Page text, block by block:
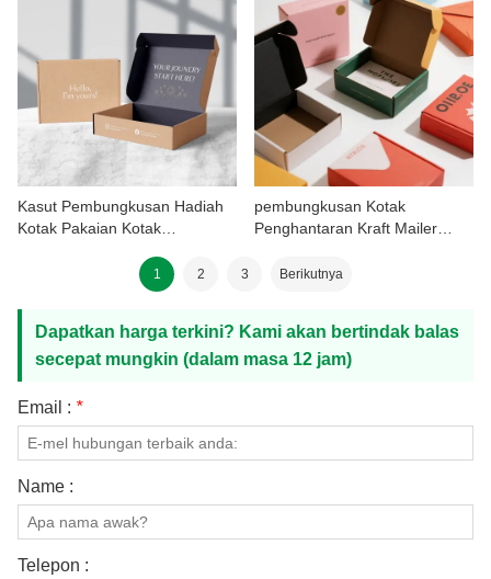
Kasut Pembungkusan Hadiah
Kotak Pakaian Kotak
pembungkusan Kotak
Penghantaran Kraft Mailer
1 2 3 Berikutnya
Dapatkan harga terkini? Kami akan bertindak balas
secepat mungkin (dalam masa 12 jam)
Email : *
Name :
Telepon :